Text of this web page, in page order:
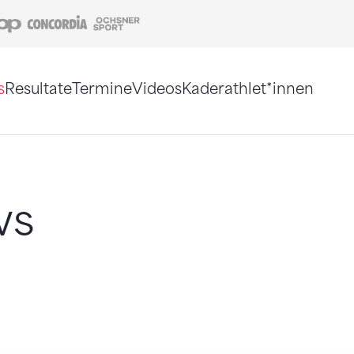
Coop Concordia
ResultateTermineVideosKaderathlet*innen